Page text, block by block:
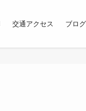
交通アクセス ブログ